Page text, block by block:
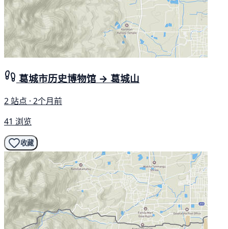
葛城市历史博物馆 → 葛城山
2 站点 · 2个月前
41 浏览
收藏